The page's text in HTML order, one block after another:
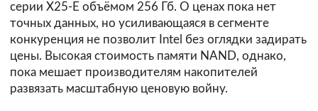
серии X25-E объёмом 256 Гб. О ценах пока нет
точных данных, но усиливающаяся в сегменте
конкуренция не позволит Intel без оглядки задирать
цены. Высокая стоимость памяти NAND, однако,
пока мешает производителям накопителей
развязать масштабную ценовую войну.